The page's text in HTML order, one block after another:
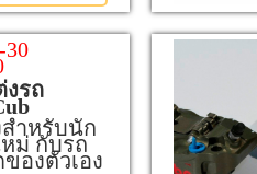
30
งรถ
ำหรับนัก
ม่ กับรถ
องตัวเอง